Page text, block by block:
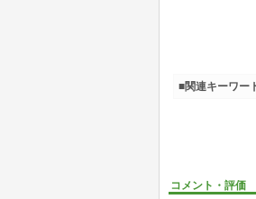
コメント・評価
■関連キーワー